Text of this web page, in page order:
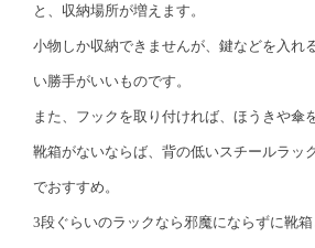
と、収納場所が増えます。
小物しか収納できませんが、鍵などを入れ
い勝手がいいものです。
また、フックを取り付ければ、ほうきや傘
靴箱がないならば、背の低いスチールラッ
でおすすめ。
3段ぐらいのラックなら邪魔にならずに靴